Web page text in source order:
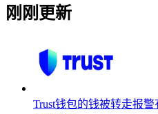
刚刚更新
Trust钱包的钱被转走报